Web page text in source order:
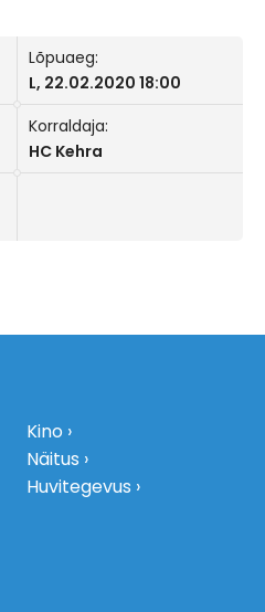
Lõpuaeg:
L, 22.02.2020 18:00
Korraldaja:
HC Kehra
Kino
Näitus
Huvitegevus